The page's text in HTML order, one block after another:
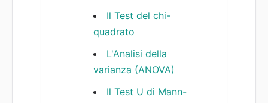
Il Test del chi-
quadrato
L'Analisi della
varianza (ANOVA)
Il Test U di Mann-